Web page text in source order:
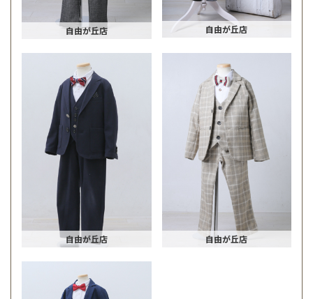
自由が丘店 自由が丘店
自由が丘店 自由が丘店